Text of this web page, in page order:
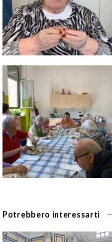
Potrebbero interessarti